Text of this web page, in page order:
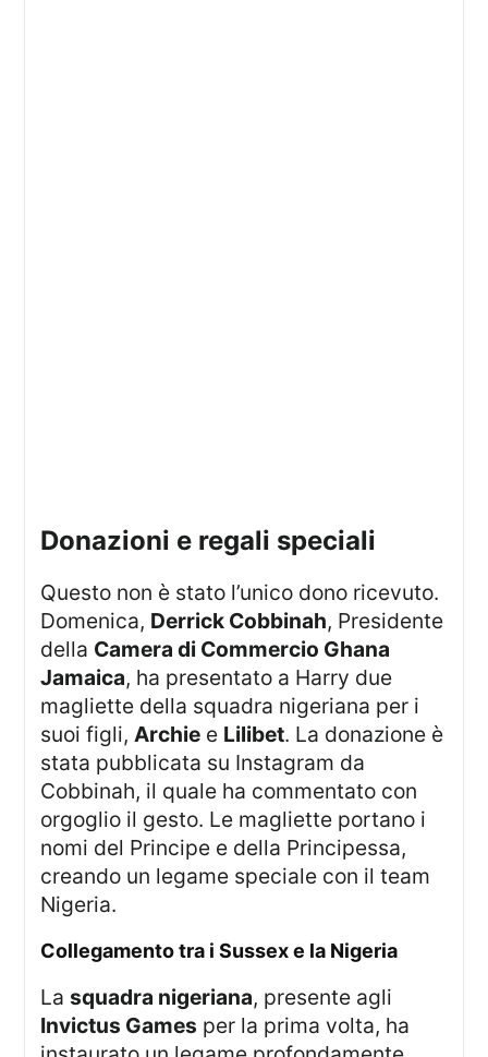
donazioni e regali speciali
Questo non è stato l’unico dono ricevuto.
Domenica, Derrick Cobbinah, Presidente
della Camera di Commercio Ghana
Jamaica, ha presentato a Harry due
magliette della squadra nigeriana per i
suoi figli,Archie e Lilibet. La donazione è
stata pubblicata su Instagram da
Cobbinah, il quale ha commentato con
orgoglio il gesto. Le magliette portano i
nomi del Principe e della Principessa,
creando un legame speciale con il team
Nigeria.
Collegamento tra i Sussex e la Nigeria
Lasquadra nigeriana, presente agli
Invictus Games per la prima volta, ha